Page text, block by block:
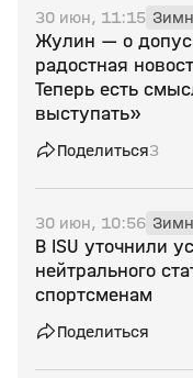
30 июн, 11:15
Жулин — о
радостная
Теперь есть
выступать»
Поделиться3
30 июн, 10:56
В ISU уточнили
нейтрального
спортсменам
Поделиться